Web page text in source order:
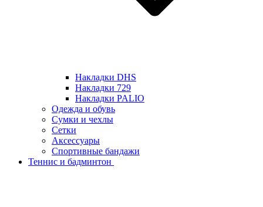
Накладки DHS
Накладки 729
Накладки PALIO
Одежда и обувь
Сумки и чехлы
Сетки
Аксессуары
Спортивные бандажи
Теннис и бадминтон